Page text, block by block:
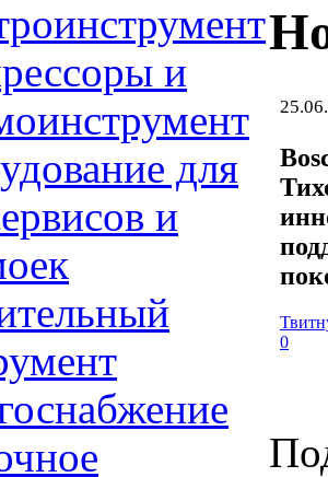
и
для
и
0